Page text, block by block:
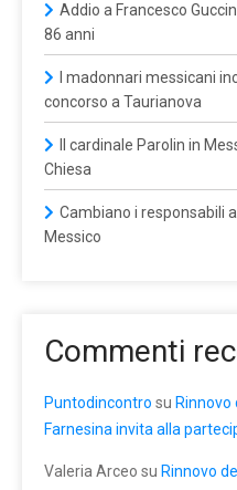
Addio a Francesco
86 anni
I madonnari messicani
concorso a Taurianova
Il cardinale Parolin in
Chiesa
Cambiano i responsabili
Messico
Commenti
Puntodincontro su Rinnovo
Farnesina invita alla
Valeria Arceo su Rinnovo